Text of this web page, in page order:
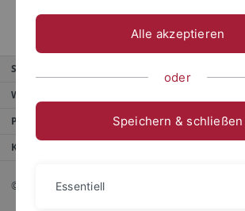
Service
Weitere Angebote
Portale
Kontaktinfo
© 2026 Eberhard Karls Universität Tübingen, Tübingen
Alle akzeptieren
oder
Speichern & schließen
Essentiell